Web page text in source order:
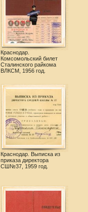
Краснодар.
Комсомольский билет
Сталинского райкома
ВЛКСМ, 1956 год.
Краснодар. Выписка из
приказа директора
СШ№37, 1959 год.